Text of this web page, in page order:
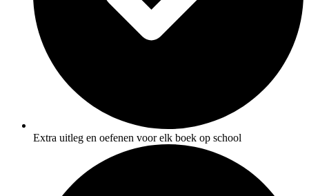
Extra uitleg en oefenen voor elk boek op school